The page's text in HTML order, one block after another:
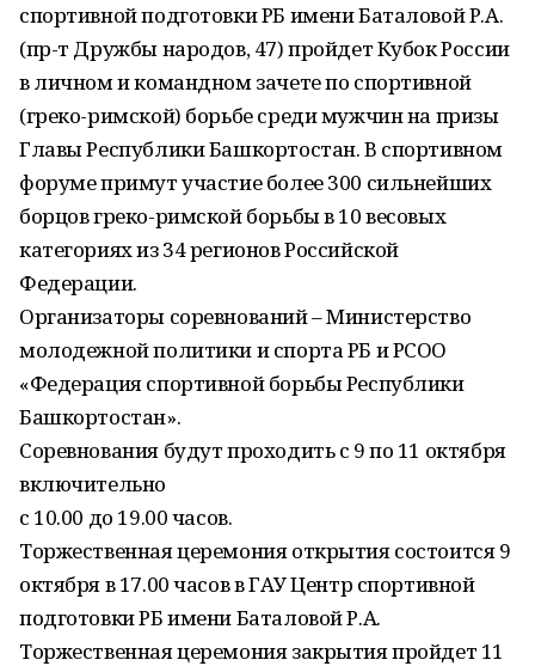
спортивной подготовки РБ имени Баталовой Р.А.
(пр-т Дружбы народов, 47) пройдет Кубок России
в личном и командном зачете по спортивной
(греко-римской) борьбе среди мужчин на призы
Главы Республики Башкортостан. В спортивном
форуме примут участие более 300 сильнейших
борцов греко-римской борьбы в 10 весовых
категориях из 34 регионов Российской
Федерации.
Организаторы соревнований – Министерство
молодежной политики и спорта РБ и РСОО
«Федерация спортивной борьбы Республики
Башкортостан».
Соревнования будут проходить с 9 по 11 октября
включительно
с 10.00 до 19.00 часов.
Торжественная церемония открытия состоится 9
октября в 17.00 часов в ГАУ Центр спортивной
подготовки РБ имени Баталовой Р.А.
Торжественная церемония закрытия пройдет 11